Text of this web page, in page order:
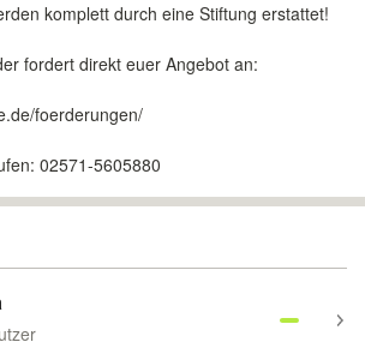
komplett durch eine Stiftung erstattet!
fordert direkt euer Angebot an:
foerderungen/
02571-5605880